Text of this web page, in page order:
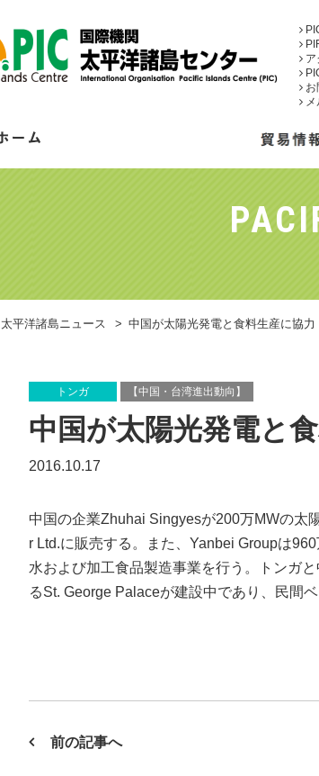
ア
お
太平洋諸島ニュース > 中国が太陽光発電と食料生産に協力
トンガ 【中国・台湾進出動向】
中国が太陽光発電と
2016.10.17
中国の企業Zhuhai Singyesが200万MWの太
r Ltd.に販売する。また、Yanbei Groupは
水および加工食品製造事業を行う。トンガ
るSt. George Palaceが建設中であり、民間
前の記事へ